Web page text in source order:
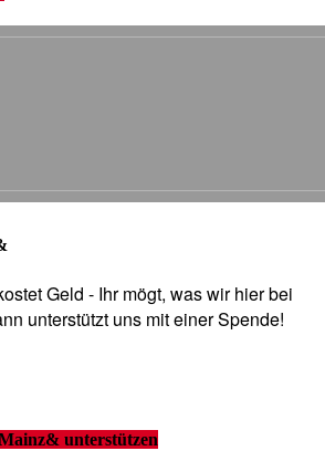
Geld - Ihr mögt, was wir hier bei
unterstützt uns mit einer Spende!
unterstützen